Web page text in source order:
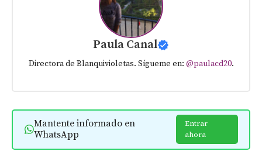
Paula Canal
Directora de Blanquivioletas. Sígueme en: @paulacd20.
Mantente informado en
WhatsApp
Entrar
ahora